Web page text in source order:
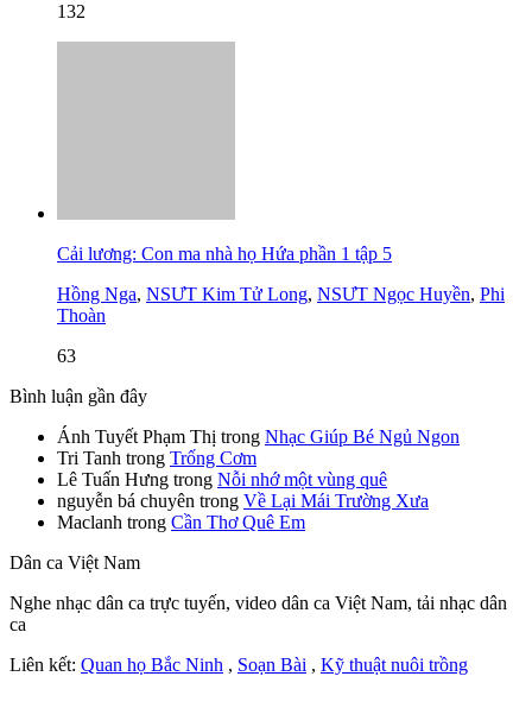
132
Cải lương: Con ma nhà họ Hứa phần 1 tập 5
Hồng Nga, NSƯT Kim Tử Long, NSƯT Ngọc Huyền, Phi
Thoàn
63
Bình luận gần đây
Ánh Tuyết Phạm Thị trong Nhạc Giúp Bé Ngủ Ngon
Tri Tanh trong Trống Cơm
Lê Tuấn Hưng trong Nỗi nhớ một vùng quê
nguyễn bá chuyên trong Về Lại Mái Trường Xưa
Maclanh trong Cần Thơ Quê Em
Dân ca Việt Nam
Nghe nhạc dân ca trực tuyến, video dân ca Việt Nam, tải nhạc dân
ca
Liên kết: Quan họ Bắc Ninh , Soạn Bài , Kỹ thuật nuôi trồng